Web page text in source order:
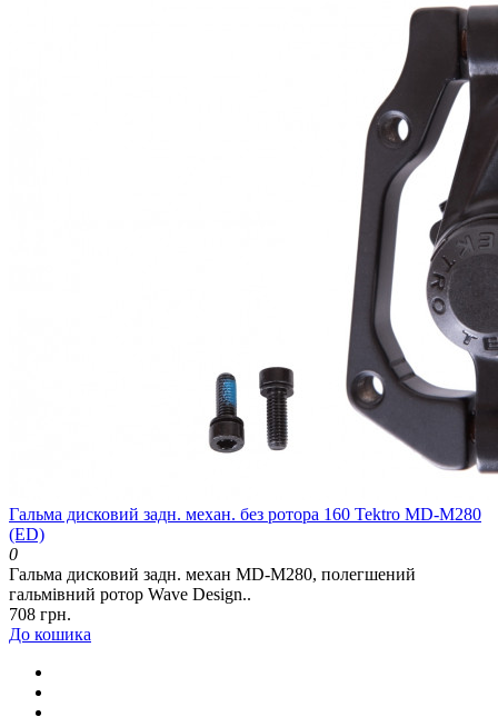
Гальма дисковий задн. механ. без ротора 160 Tektro MD-M280
(ED)
0
Гальма дисковий задн. механ MD-M280, полегшений
гальмівний ротор Wave Design..
708 грн.
До кошика